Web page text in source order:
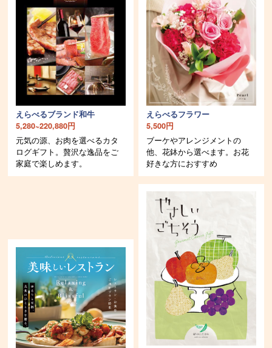
えらべるブランド和牛
5,280~220,880円
元気の源、お肉を選べるカタ
ログギフト。贅沢な逸品をご
家庭で楽しめます。
えらべるフラワー
5,500円
ブーケやアレンジメントの
他、花鉢から選べます。お花
好きな方におすすめ